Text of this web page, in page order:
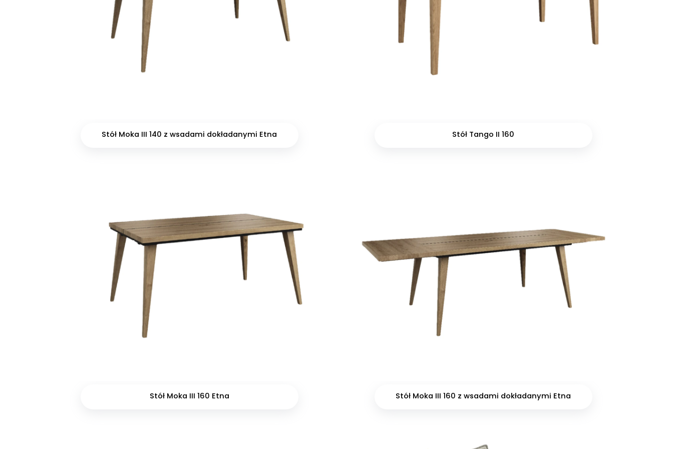
Stół Moka III 140 z wsadami dokładanymi Etna Stół Tango II 160
Stół Moka III 160 Etna Stół Moka III 160 z wsadami dokładanymi Etna